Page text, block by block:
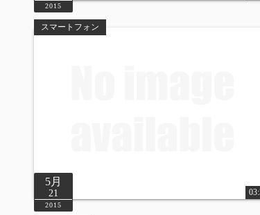
2015
スマートフォン
5月
21
2015